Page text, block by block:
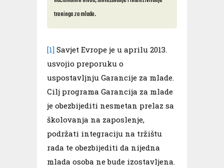
treninga za mlade.
[1] Savjet Evrope je u aprilu 2013.
usvojio preporuku o
uspostavljnju Garancije za mlade.
Cilj programa Garancija za mlade
je obezbijediti nesmetan prelaz sa
školovanja na zaposlenje,
podržati integraciju na tržištu
rada te obezbijediti da nijedna
mlada osoba ne bude izostavljena.